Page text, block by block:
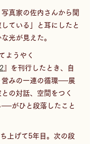
真家の佐内さんから聞
ている」と耳にしたと
光が見えた。
ようやく
』を刊行したとき、自
みの一連の循環──展
の対話、空間をつく
がひと段落したこと
上げて5年目。次の段